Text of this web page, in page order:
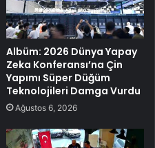
Albüm: 2026 Dünya Yapay
Zeka Konferansı’na Çin
Yapımı Süper Düğüm
Teknolojileri Damga Vurdu
Ağustos 6, 2026